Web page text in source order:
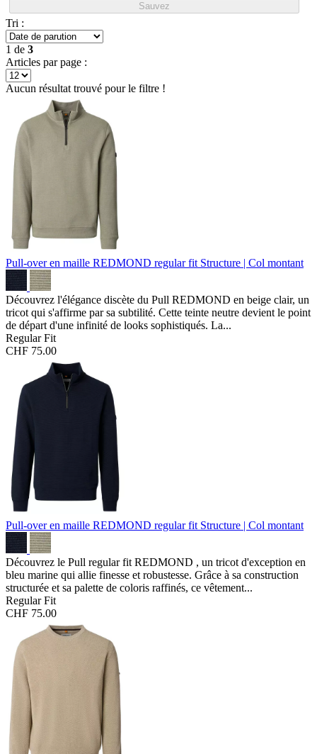
Sauvez
Tri :
1 de 3
Articles par page :
Aucun résultat trouvé pour le filtre !
Pull-over en maille REDMOND regular fit Structure | Col montant
Découvrez l'élégance discète du Pull REDMOND en beige clair, un
tricot qui s'affirme par sa subtilité. Cette teinte neutre devient le point
de départ d'une infinité de looks sophistiqués. La...
Regular Fit
CHF 75.00
Pull-over en maille REDMOND regular fit Structure | Col montant
Découvrez le Pull regular fit REDMOND , un tricot d'exception en
bleu marine qui allie finesse et robustesse. Grâce à sa construction
structurée et sa palette de coloris raffinés, ce vêtement...
Regular Fit
CHF 75.00